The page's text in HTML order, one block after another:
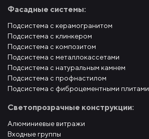
Фасадные системы:
Подсистема с керамогранитом
Подсистема с клинкером
Подсистема с композитом
Подсистема с металлокассетами
Подсистема с натуральным камнем
Подсистема с профнастилом
Подсистема с фиброцементными плитами
Светопрозрачные конструкции:
Алюминиевые витражи
Входные группы